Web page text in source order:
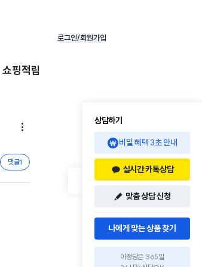
로그인/회원가입
쇼핑적립

댓글1
상담하기
비밀 혜택 3초 안내
실시간 카톡상담
맞춤 상담 신청
나에게 맞는 상품 찾기
아정당은 365일